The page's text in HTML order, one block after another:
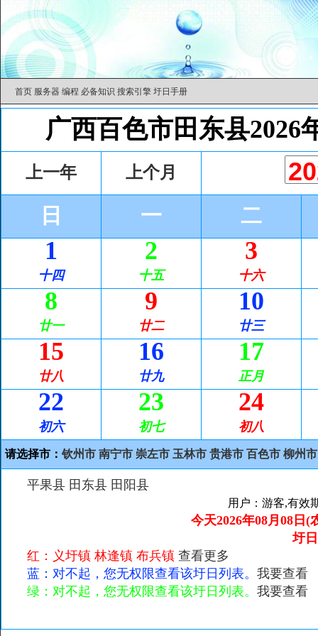
首页 服务器 编程 必备知识 搜索引擎 圩日手册
广西百色市田东县2026
上一年 上个月
日 一 二
1
十四
2
十五
3
十六
8
廿一
9
廿二
10
廿三
15
廿八
16
廿九
17
正月
22
初六
23
初七
24
初八
请选择市： 钦州市 南宁市 崇左市 玉林市 贵港市 百色市 柳州市
平果县 田东县 田阳县
用户：游客,有效
今天2026年08月08日(
圩
红：义圩镇 林逢镇 布兵镇 查看更多
蓝：对不起，您无权限查看该圩日列表。 我要查看
绿：对不起，您无权限查看该圩日列表。 我要查看